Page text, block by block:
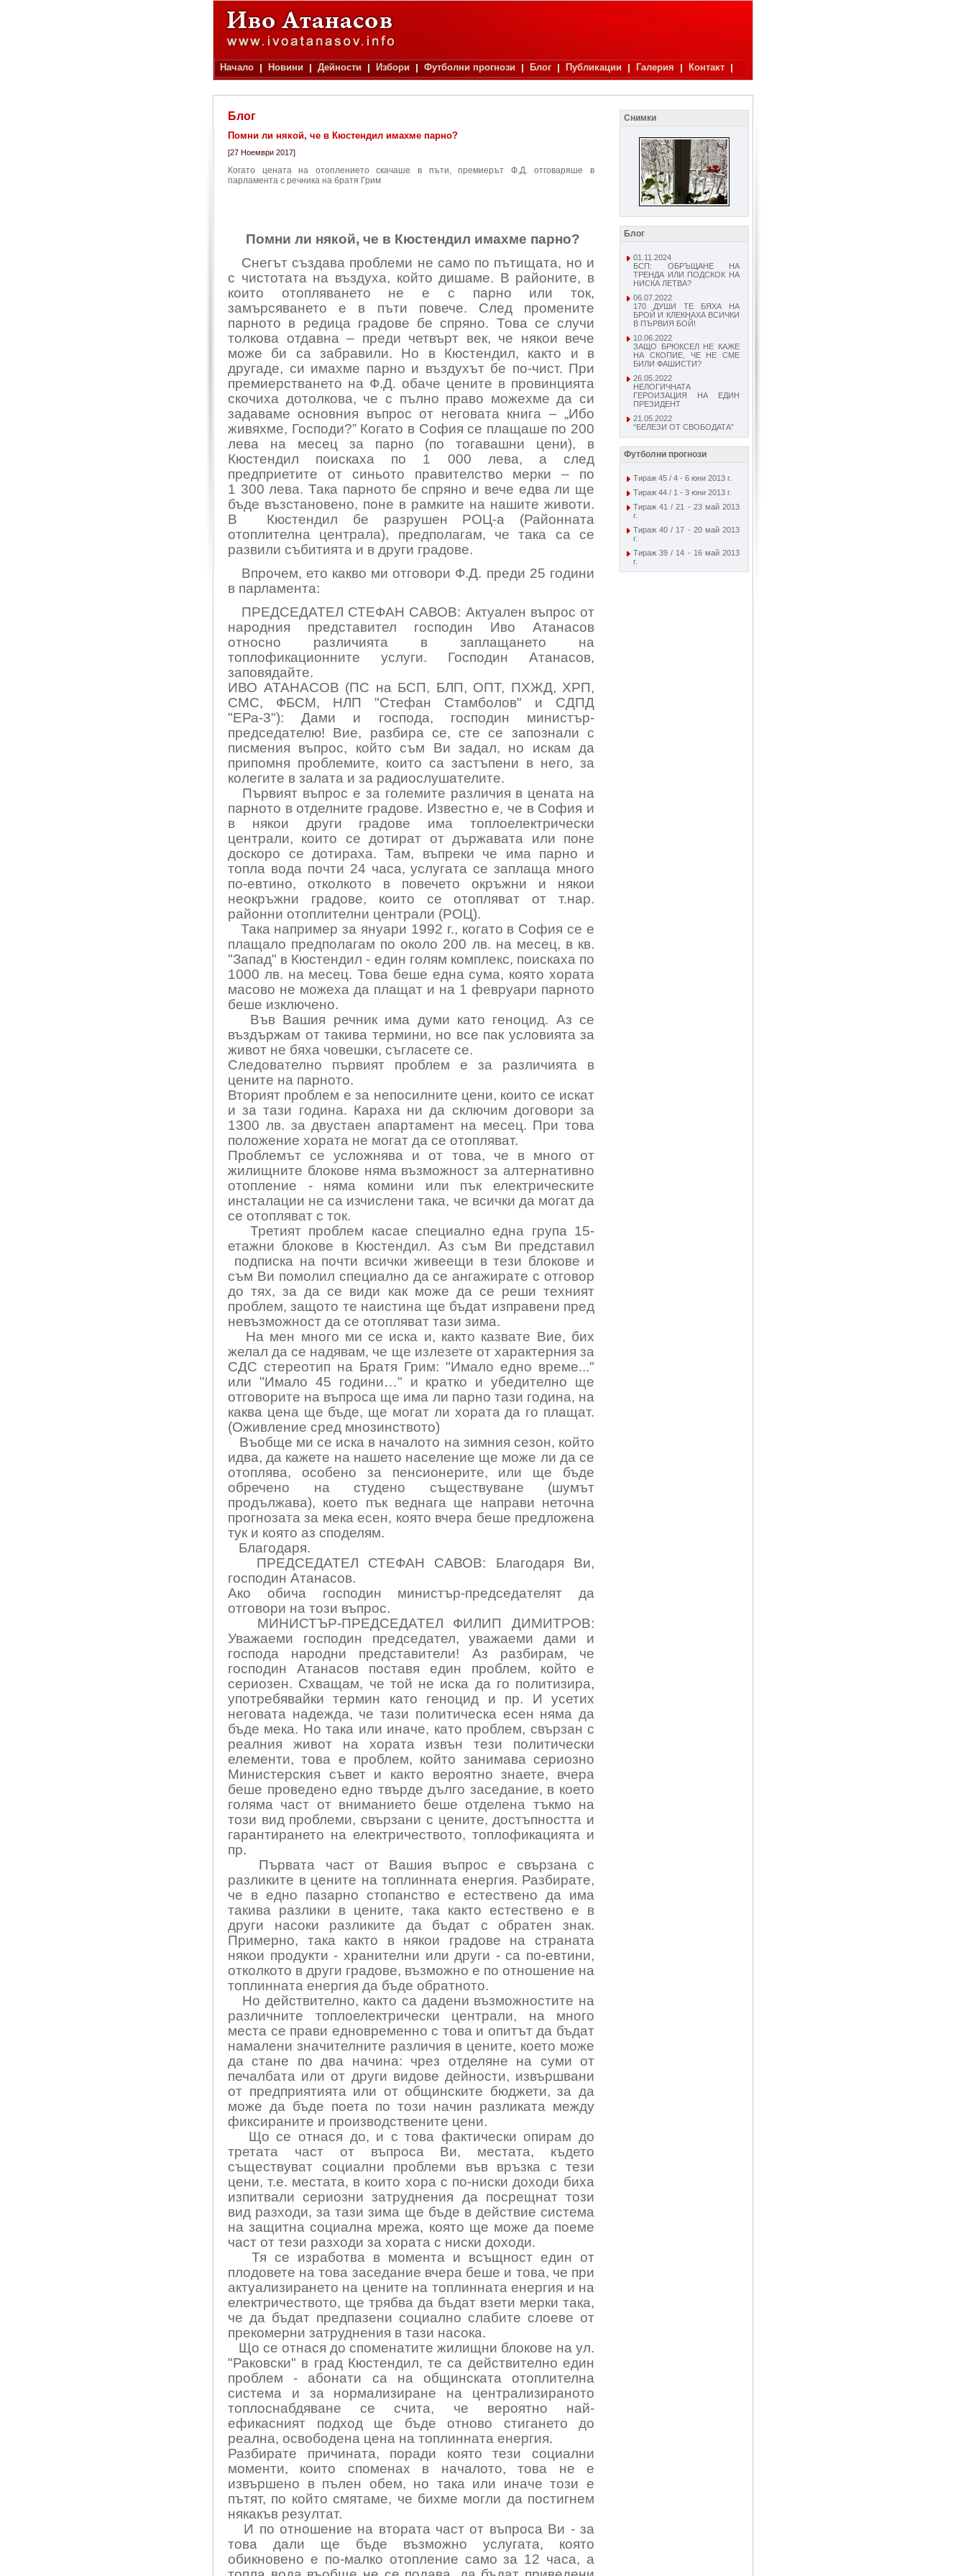
Начало Новини Дейности Избори Футболни прогнози Блог Публикации Галерия Контакт
Блог
Помни ли някой, че в Кюстендил имахме парно?
[27 Ноември 2017]
Когато цената на отоплението скачаше в пъти, премиерът Ф.Д. отговаряше в
парламента с речника на братя Грим
Помни ли някой, че в Кюстендил имахме парно?
Снегът създава проблеми не само по пътищата, но и
с чистотата на въздуха, който дишаме. В районите, в
които отопляването не е с парно или ток,
замърсяването е в пъти повече. След промените
парното в редица градове бе спряно. Това се случи
толкова отдавна – преди четвърт век, че някои вече
може би са забравили. Но в Кюстендил, както и в
другаде, си имахме парно и въздухът бе по-чист. При
премиерстването на Ф.Д. обаче цените в провинцията
скочиха дотолкова, че с пълно право можехме да си
задаваме основния въпрос от неговата книга – „Ибо
живяхме, Господи?” Когато в София се плащаше по 200
лева на месец за парно (по тогавашни цени), в
Кюстендил поискаха по 1 000 лева, а след
предприетите от синьото правителство мерки – по
1 300 лева. Така парното бе спряно и вече едва ли ще
бъде възстановено, поне в рамките на нашите животи.
В
Кюстендил бе разрушен РОЦ-а (Районната
отоплителна централа), предполагам, че така са се
развили събитията и в други градове.
Впрочем, ето какво ми отговори Ф.Д. преди 25 години
в парламента:
ПРЕДСЕДАТЕЛ СТЕФАН САВОВ: Актуален въпрос от
народния представител господин Иво Атанасов
относно различията в заплащането на
топлофикационните услуги. Господин Атанасов,
заповядайте.
ИВО АТАНАСОВ (ПС на БСП, БЛП, ОПТ, ПХЖД, ХРП,
СМС, ФБСМ, НЛП "Стефан Стамболов" и СДПД
"ЕРа-3"): Дами и господа, господин министър-
председателю! Вие, разбира се, сте се запознали с
писмения въпрос, който съм Ви задал, но искам да
припомня проблемите, които са застъпени в него, за
колегите в залата и за радиослушателите.
Първият въпрос е за големите различия в цената на
парното в отделните градове. Известно е, че в София и
в някои други градове има топлоелектрически
централи, които се дотират от държавата или поне
доскоро се дотираха. Там, въпреки че има парно и
топла вода почти 24 часа, услугата се заплаща много
по-евтино, отколкото в повечето окръжни и някои
неокръжни градове, които се отопляват от т.нар.
районни отоплителни централи (РОЦ).
Така например за януари 1992 г., когато в София се е
плащало предполагам по около 200 лв. на месец, в кв.
"Запад" в Кюстендил - един голям комплекс, поискаха по
1000 лв. на месец. Това беше една сума, която хората
масово не можеха да плащат и на 1 февруари парното
беше изключено.
Във Вашия речник има думи като геноцид. Аз се
въздържам от такива термини, но все пак условията за
живот не бяха човешки, съгласете се.
Следователно първият проблем е за различията в
цените на парното.
Вторият проблем е за непосилните цени, които се искат
и за тази година. Караха ни да сключим договори за
1300 лв. за двустаен апартамент на месец. При това
положение хората не могат да се отопляват.
Проблемът се усложнява и от това, че в много от
жилищните блокове няма възможност за алтернативно
отопление - няма комини или пък електрическите
инсталации не са изчислени така, че всички да могат да
се отопляват с ток.
Третият проблем касае специално една група 15-
етажни блокове в Кюстендил. Аз съм Ви представил
подписка на почти всички живеещи в тези блокове и
съм Ви помолил специално да се ангажирате с отговор
до тях, за да се види как може да се реши техният
проблем, защото те наистина ще бъдат изправени пред
невъзможност да се отопляват тази зима.
На мен много ми се иска и, както казвате Вие, бих
желал да се надявам, че ще излезете от характерния за
СДС стереотип на Братя Грим: "Имало едно време..."
или "Имало 45 години…" и кратко и убедително ще
отговорите на въпроса ще има ли парно тази година, на
каква цена ще бъде, ще могат ли хората да го плащат.
(Оживление сред мнозинството)
Въобще ми се иска в началото на зимния сезон, който
идва, да кажете на нашето население ще може ли да се
отоплява, особено за пенсионерите, или ще бъде
обречено на студено съществуване (шумът
продължава), което пък веднага ще направи неточна
прогнозата за мека есен, която вчера беше предложена
тук и която аз споделям.
Благодаря.
ПРЕДСЕДАТЕЛ СТЕФАН САВОВ: Благодаря Ви,
господин Атанасов.
Ако обича господин министър-председателят да
отговори на този въпрос.
МИНИСТЪР-ПРЕДСЕДАТЕЛ ФИЛИП ДИМИТРОВ:
Уважаеми господин председател, уважаеми дами и
господа народни представители! Аз разбирам, че
господин Атанасов поставя един проблем, който е
сериозен. Схващам, че той не иска да го политизира,
употребявайки термин като геноцид и пр. И усетих
неговата надежда, че тази политическа есен няма да
бъде мека. Но така или иначе, като проблем, свързан с
реалния живот на хората извън тези политически
елементи, това е проблем, който занимава сериозно
Министерския съвет и както вероятно знаете, вчера
беше проведено едно твърде дълго заседание, в което
голяма част от вниманието беше отделена тъкмо на
този вид проблеми, свързани с цените, достъпността и
гарантирането на електричеството, топлофикацията и
пр.
Първата част от Вашия въпрос е свързана с
разликите в цените на топлинната енергия. Разбирате,
че в едно пазарно стопанство е естествено да има
такива разлики в цените, така както естествено е в
други насоки разликите да бъдат с обратен знак.
Примерно, така както в някои градове на страната
някои продукти - хранителни или други - са по-евтини,
отколкото в други градове, възможно е по отношение на
топлинната енергия да бъде обратното.
Но действително, както са дадени възможностите на
различните топлоелектрически централи, на много
места се прави едновременно с това и опитът да бъдат
намалени значителните различия в цените, което може
да стане по два начина: чрез отделяне на суми от
печалбата или от други видове дейности, извършвани
от предприятията или от общинските бюджети, за да
може да бъде поета по този начин разликата между
фиксираните и производствените цени.
Що се отнася до, и с това фактически опирам до
третата част от въпроса Ви, местата, където
съществуват социални проблеми във връзка с тези
цени, т.е. местата, в които хора с по-ниски доходи биха
изпитвали сериозни затруднения да посрещнат този
вид разходи, за тази зима ще бъде в действие система
на защитна социална мрежа, която ще може да поеме
част от тези разходи за хората с ниски доходи.
Тя се изработва в момента и всъщност един от
плодовете на това заседание вчера беше и това, че при
актуализирането на цените на топлинната енергия и на
електричеството, ще трябва да бъдат взети мерки така,
че да бъдат предпазени социално слабите слоеве от
прекомерни затруднения в тази насока.
Що се отнася до споменатите жилищни блокове на ул.
"Раковски" в град Кюстендил, те са действително един
проблем - абонати са на общинската отоплителна
система и за нормализиране на централизираното
топлоснабдяване се счита, че вероятно най-
ефикасният подход ще бъде отново стигането до
реална, освободена цена на топлинната енергия.
Разбирате причината, поради която тези социални
моменти, които споменах в началото, това не е
извършено в пълен обем, но така или иначе този е
пътят, по който смятаме, че бихме могли да постигнем
някакъв резултат.
И по отношение на втората част от въпроса Ви - за
това дали ще бъде възможно услугата, която
обикновено е по-малко отопление само за 12 часа, а
Снимки
Блог
01.11.2024
БСП: ОБРЪЩАНЕ НА
ТРЕНДА ИЛИ ПОДСКОК НА
НИСКА ЛЕТВА?
06.07.2022
170 ДУШИ ТЕ БЯХА НА
БРОЙ И КЛЕКНАХА ВСИЧКИ
В ПЪРВИЯ БОЙ!
10.06.2022
ЗАЩО БРЮКСЕЛ НЕ КАЖЕ
НА СКОПИЕ, ЧЕ НЕ СМЕ
БИЛИ ФАШИСТИ?
26.05.2022
НЕЛОГИЧНАТА
ГЕРОИЗАЦИЯ НА ЕДИН
ПРЕЗИДЕНТ
21.05.2022
“БЕЛЕЗИ ОТ СВОБОДАТА”
Футболни прогнози
Тираж 45 / 4 - 6 юни 2013 г.
Тираж 44 / 1 - 3 юни 2013 г.
Тираж 41 / 21 - 23 май 2013
г.
Тираж 40 / 17 - 20 май 2013
г.
Тираж 39 / 14 - 16 май 2013
г.